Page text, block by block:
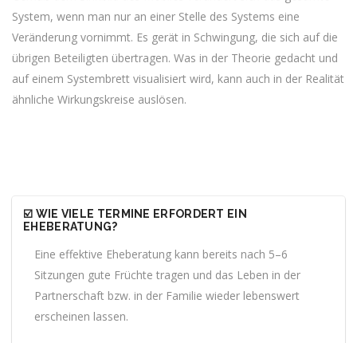
System, wenn man nur an einer Stelle des Systems eine
Veränderung vornimmt. Es gerät in Schwingung, die sich auf die
übrigen Beteiligten übertragen. Was in der Theorie gedacht und
auf einem Systembrett visualisiert wird, kann auch in der Realität
ähnliche Wirkungskreise auslösen.
☑️ WIE VIELE TERMINE ERFORDERT EIN
EHEBERATUNG?
Eine effektive Eheberatung kann bereits nach 5–6
Sitzungen gute Früchte tragen und das Leben in der
Partnerschaft bzw. in der Familie wieder lebenswert
erscheinen lassen.